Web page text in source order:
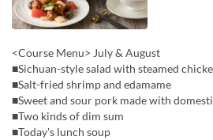
<Course Menu> July & August
■Sichuan-style salad with steamed
■Salt-fried shrimp and edamame
■Sweet and sour pork made with
■Two kinds of dim sum
■Today's lunch soup